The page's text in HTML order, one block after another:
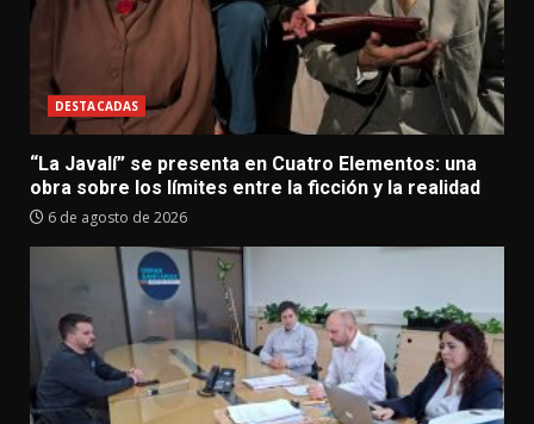
DESTACADAS
“La Javalí” se presenta en Cuatro Elementos: una
obra sobre los límites entre la ficción y la realidad
6 de agosto de 2026